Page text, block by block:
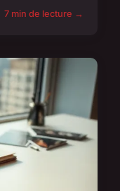
7 min de lecture →